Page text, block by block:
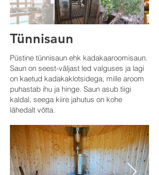
Tünnisaun
Püstine tünnisaun ehk kadakaaroomisaun.
Saun on seest-väljast led valguses ja lagi
on kaetud kadakaklotsidega, mille aroom
puhastab ihu ja hinge. Saun asub tiigi
kaldal, seega kiire jahutus on kohe
lähedalt võtta.